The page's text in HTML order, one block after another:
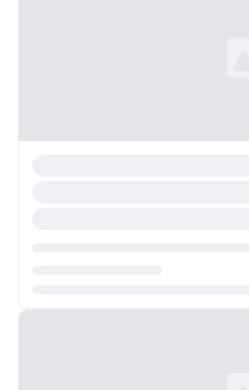
Chargement...